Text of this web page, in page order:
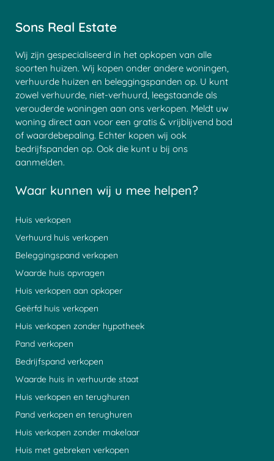
Sons Real Estate
Wij zijn gespecialiseerd in het opkopen van alle
soorten huizen. Wij kopen onder andere woningen,
verhuurde huizen en beleggingspanden op. U kunt
zowel verhuurde, niet-verhuurd, leegstaande als
verouderde woningen aan ons verkopen. Meldt uw
woning direct aan voor een gratis & vrijblijvend bod
of waardebepaling. Echter kopen wij ook
bedrijfspanden op. Ook die kunt u bij ons
aanmelden.
Waar kunnen wij u mee helpen?
Huis verkopen
Verhuurd huis verkopen
Beleggingspand verkopen
Waarde huis opvragen
Huis verkopen aan opkoper
Geërfd huis verkopen
Huis verkopen zonder hypotheek
Pand verkopen
Bedrijfspand verkopen
Waarde huis in verhuurde staat
Huis verkopen en terughuren
Pand verkopen en terughuren
Huis verkopen zonder makelaar
Huis met gebreken verkopen